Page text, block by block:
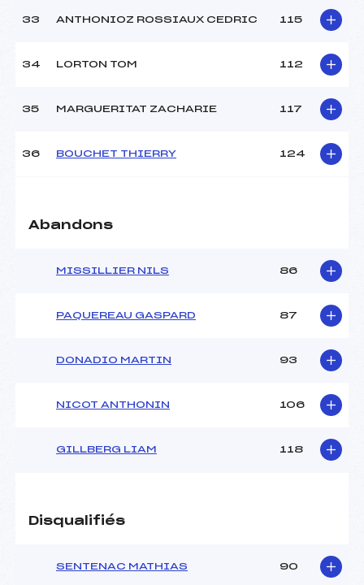
33 ANTHONIOZ ROSSIAUX CEDRIC 115
34 LORTON TOM 112
35 MARGUERITAT ZACHARIE 117
36 BOUCHET THIERRY 124
Abandons
MISSILLIER NILS 86
PAQUEREAU GASPARD 87
DONADIO MARTIN 93
NICOT ANTHONIN 106
GILLBERG LIAM 118
Disqualifiés
SENTENAC MATHIAS 90